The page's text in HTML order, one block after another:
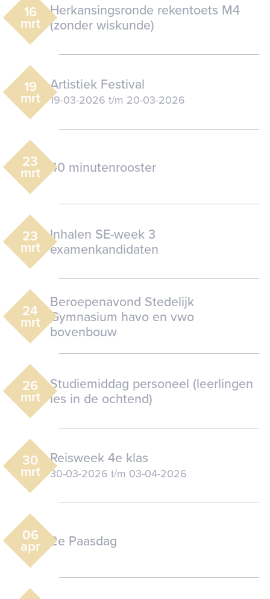
16
mrt
Herkansingsronde rekentoets M4
(zonder wiskunde)
19
mrt
Artistiek Festival
19-03-2026 t/m 20-03-2026
23
mrt 40 minutenrooster
23
mrt
Inhalen SE-week 3
examenkandidaten
24
mrt
Beroepenavond Stedelijk
Gymnasium havo en vwo
bovenbouw
26
mrt
Studiemiddag personeel (leerlingen
les in de ochtend)
30
mrt
Reisweek 4e klas
30-03-2026 t/m 03-04-2026
06
apr 2e Paasdag